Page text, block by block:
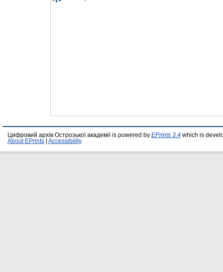
Цифровий архів Острозької академії is powered by EPrints 3.4 which is
About EPrints
Accessibility